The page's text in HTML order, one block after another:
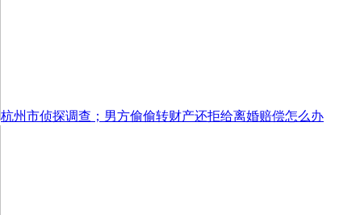
杭州市侦探调查；男方偷偷转财产还拒给离婚赔偿怎么办